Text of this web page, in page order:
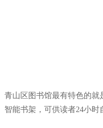
青山区图书馆最有特色的就
智能书架，可供读者24小时